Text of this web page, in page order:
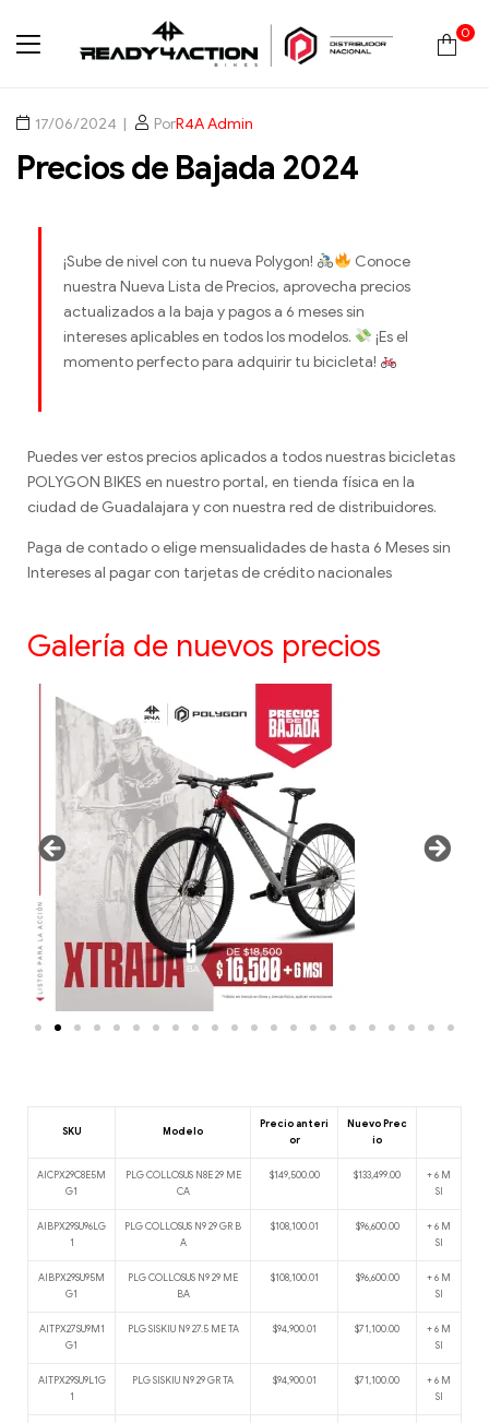
0
17/06/2024 PorR4A Admin
Precios de Bajada 2024
¡Sube de nivel con tu nueva Polygon!
Conoce
nuestra Nueva Lista de Precios, aprovecha precios
actualizados a la baja y pagos a 6 meses sin
intereses aplicables en todos los modelos.
¡Es el
momento perfecto para adquirir tu bicicleta!
Puedes ver estos precios aplicados a todos nuestras bicicletas
POLYGON BIKES en nuestro portal, en tienda física en la
ciudad de Guadalajara y con nuestra red de distribuidores.
Paga de contado o elige mensualidades de hasta 6 Meses sin
Intereses al pagar con tarjetas de crédito nacionales
Galería de nuevos precios
SKU Modelo
Precio anteri
or
Nuevo Prec
io
AICPX29C8E5M
G1
PLG COLLOSUS N8E 29 ME
CA
$149,500.00 $133,499.00
+ 6 M
SI
AIBPX29SU96LG
1
PLG COLLOSUS N9 29 GR B
A
$108,100.01 $96,600.00
+ 6 M
SI
AIBPX29SU95M
G1
PLG COLLOSUS N9 29 ME
BA
$108,100.01 $96,600.00
+ 6 M
SI
AITPX27SU9M1
G1
PLG SISKIU N9 27.5 ME TA $94,900.01 $71,100.00
+ 6 M
SI
AITPX29SU9L1G
1
PLG SISKIU N9 29 GR TA $94,900.01 $71,100.00
+ 6 M
SI